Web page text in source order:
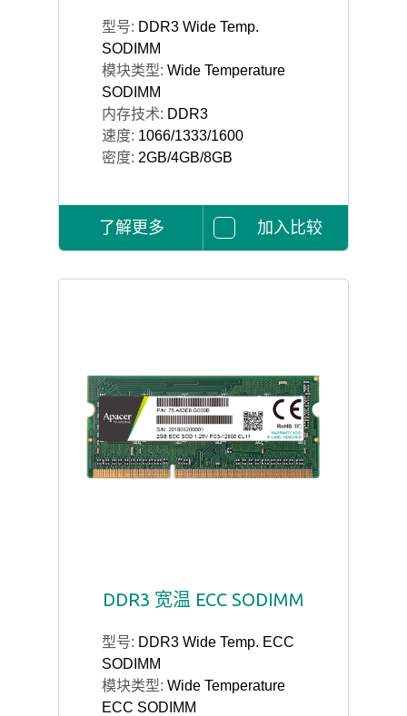
型号: DDR3 Wide Temp.
SODIMM
模块类型: Wide Temperature
SODIMM
内存技术: DDR3
速度: 1066/1333/1600
密度: 2GB/4GB/8GB
了解更多 加入比较
DDR3 宽温 ECC SODIMM
型号: DDR3 Wide Temp. ECC
SODIMM
模块类型: Wide Temperature
ECC SODIMM